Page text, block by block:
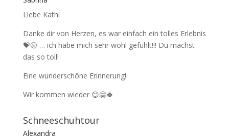
Liebe Kathi
Danke dir von Herzen, es war einfach ein tolles Erlebnis
💝🌝 … ich habe mich sehr wohl gefühlt!!! Du machst
das so toll!
Eine wunderschöne Erinnerung!
Wir kommen wieder 😊🤗🍀
Schneeschuhtour
Alexandra